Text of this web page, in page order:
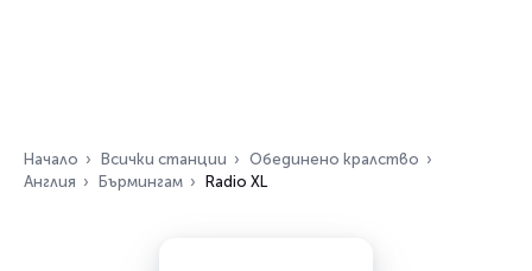
Начало Всички станции
Обединено кралство
Англия
Бърмингам Radio XL